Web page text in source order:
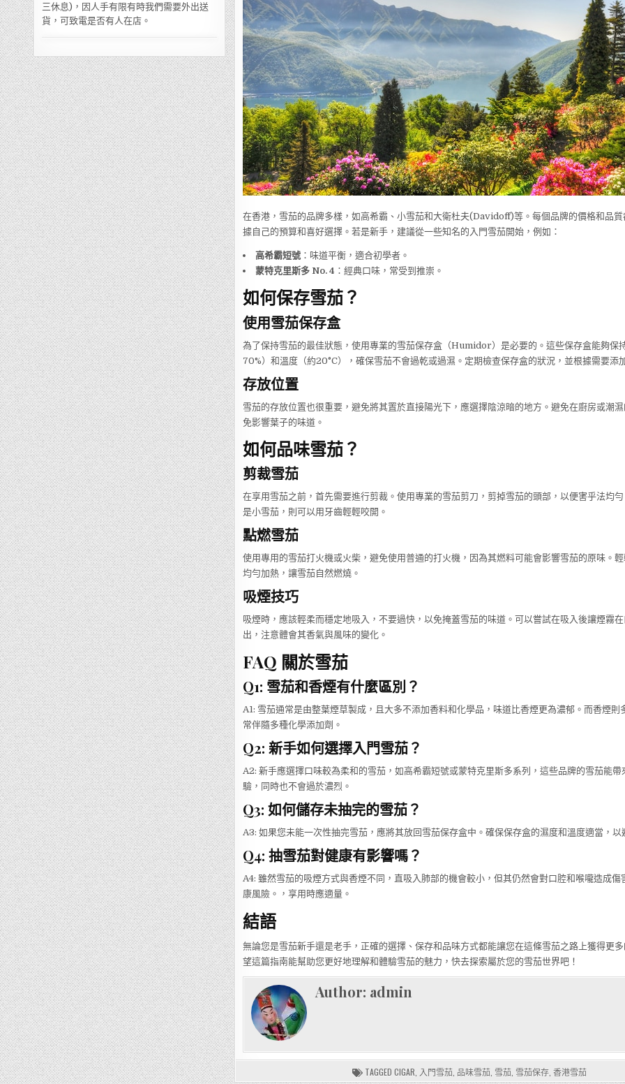
三休息)，因人手有限有時我們需要外出送
貨，可致電是否有人在店。
在香港，雪茄的品牌多樣，如高希霸、小雪茄和大衛杜夫(Davidoff)等。每個品牌的價格和品
據自己的預算和喜好選擇。若是新手，建議從一些知名的入門雪茄開始，例如：
高希霸短號：味道平衡，適合初學者。
蒙特克里斯多 No. 4 ：經典口味，常受到推崇。
如何保存雪茄？
使用雪茄保存盒
為了保持雪茄的最佳狀態，使用專業的雪茄保存盒（Humidor）是必要的。這些保存盒能夠保
70%）和溫度（約20°C），確保雪茄不會過乾或過濕。定期檢查保存盒的狀況，並根據需要添
存放位置
雪茄的存放位置也很重要，避免將其置於直接陽光下，應選擇陰涼暗的地方。避免在廚房或潮
免影響葉子的味道。
如何品味雪茄？
剪裁雪茄
在享用雪茄之前，首先需要進行剪裁。使用專業的雪茄剪刀，剪掉雪茄的頭部，以便害乎法均
是小雪茄，則可以用牙齒輕輕咬開。
點燃雪茄
使用專用的雪茄打火機或火柴，避免使用普通的打火機，因為其燃料可能會影響雪茄的原味。
均勻加熱，讓雪茄自然燃燒。
吸煙技巧
吸煙時，應該輕柔而穩定地吸入，不要過快，以免掩蓋雪茄的味道。可以嘗試在吸入後讓煙霧
出，注意體會其香氣與風味的變化。
FAQ 關於雪茄
Q1: 雪茄和香煙有什麼區別？
A1: 雪茄通常是由整葉煙草製成，且大多不添加香料和化學品，味道比香煙更為濃郁。而香煙則
常伴隨多種化學添加劑。
Q2: 新手如何選擇入門雪茄？
A2: 新手應選擇口味較為柔和的雪茄，如高希霸短號或蒙特克里斯多系列，這些品牌的雪茄能帶
驗，同時也不會過於濃烈。
Q3: 如何儲存未抽完的雪茄？
A3: 如果您未能一次性抽完雪茄，應將其放回雪茄保存盒中。確保保存盒的濕度和溫度適當，以
Q4: 抽雪茄對健康有影響嗎？
A4: 雖然雪茄的吸煙方式與香煙不同，直吸入肺部的機會較小，但其仍然會對口腔和喉嚨造成傷
康風險。，享用時應適量。
結語
無論您是雪茄新手還是老手，正確的選擇、保存和品味方式都能讓您在這條雪茄之路上獲得更
望這篇指南能幫助您更好地理解和體驗雪茄的魅力，快去探索屬於您的雪茄世界吧！
Author: admin
TAGGEDCIGAR 入門雪茄 品味雪茄 雪茄 雪茄保存 ,香港雪茄